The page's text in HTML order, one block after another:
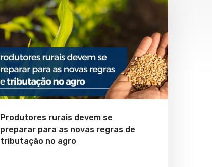
Produtores rurais devem se
preparar para as novas regras de
tributação no agro